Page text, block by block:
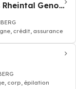
Raiffeisenbank Oberes Rheintal Genossenschaft
crédit, assurance
corp, épilation